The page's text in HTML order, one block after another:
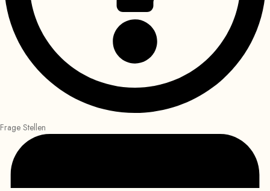
Frage Stellen